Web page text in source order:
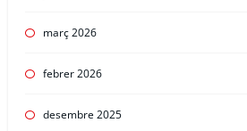
març 2026
febrer 2026
desembre 2025